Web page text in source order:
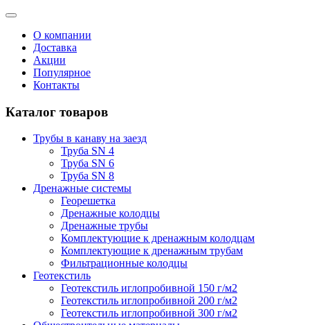
О компании
Доставка
Акции
Популярное
Контакты
Каталог товаров
Трубы в канаву на заезд
Труба SN 4
Труба SN 6
Труба SN 8
Дренажные системы
Георешетка
Дренажные колодцы
Дренажные трубы
Комплектующие к дренажным колодцам
Комплектующие к дренажным трубам
Фильтрационные колодцы
Геотекстиль
Геотекстиль иглопробивной 150 г/м2
Геотекстиль иглопробивной 200 г/м2
Геотекстиль иглопробивной 300 г/м2